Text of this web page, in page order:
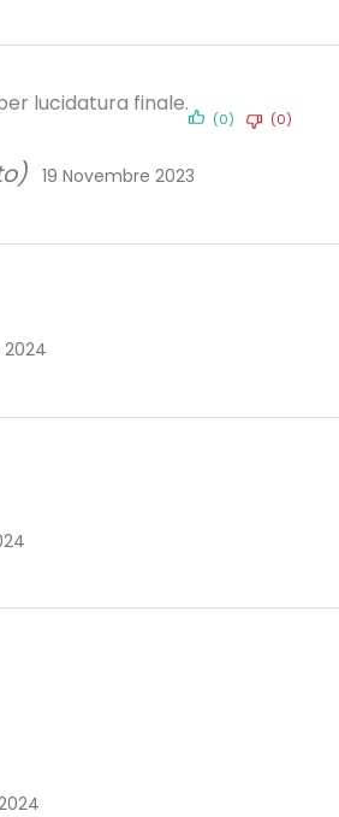
19 Novembre 2023
lucidatura finale.
(0) (0)
2024